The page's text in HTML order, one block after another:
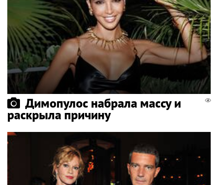
Димопулос набрала массу и
раскрыла причину